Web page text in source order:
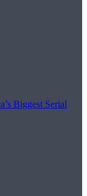
Biggest Serial